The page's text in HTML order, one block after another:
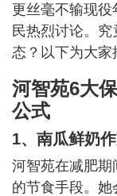
更丝毫不输现役
民热烈讨论。
态？以下为大家
河智苑6大
公式
1、南瓜鲜奶
河智苑在减肥
的节食手段。她